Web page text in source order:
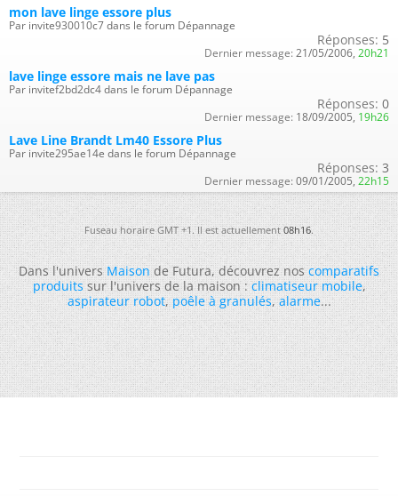
mon lave linge essore plus
Par invite930010c7 dans le forum Dépannage
Réponses: 5
Dernier message: 21/05/2006, 20h21
lave linge essore mais ne lave pas
Par invitef2bd2dc4 dans le forum Dépannage
Réponses: 0
Dernier message: 18/09/2005, 19h26
Lave Line Brandt Lm40 Essore Plus
Par invite295ae14e dans le forum Dépannage
Réponses: 3
Dernier message: 09/01/2005, 22h15
Fuseau horaire GMT +1. Il est actuellement08h16.
Dans l'universMaisonde Futura, découvrez noscomparatifs
produitssur l'univers de la maison :climatiseur mobile,
aspirateur robot,poêle à granulés,alarme...